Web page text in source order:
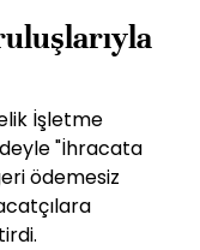
İşletme
"İhracata
ödemesiz